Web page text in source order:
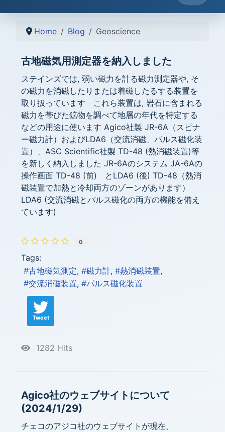
Home Blog Geoscience
古地磁気用測定器を納入しました
ステインズでは, 弱い磁力を計る磁力測定器や, そ
の磁力を消磁したりまたは着磁したるする装置を
取り扱っています これら装置は, 岩石に含まれる
磁力を帯びた鉱物を調べて地層の年代を特定する
などの用途に使います Agico社製 JR-6A（スピナ
ー磁力計）およびLDA6（交流消磁、パルス磁化装
置）、ASC Scientific社製 TD-48 (熱消磁装置)等
を新しく納入しました JR-6Aのシステム JA-6Aの
操作画面 TD-48 (前) とLDA6 (後) TD-48（熱消
磁装置で加熱と冷却両方のゾーンがあります）
LDA6 (交流消磁とパルス磁化の両方の機能を備え
ています)
0
Tags:
古地磁気測定
磁力計
熱消磁装置
交流消磁装置
パルス磁化装置
Tweet
1282 Hits
Agico社のウェブサイトについて
(2024/1/29)
チェコのアジコ社のウェブサイトが現在、